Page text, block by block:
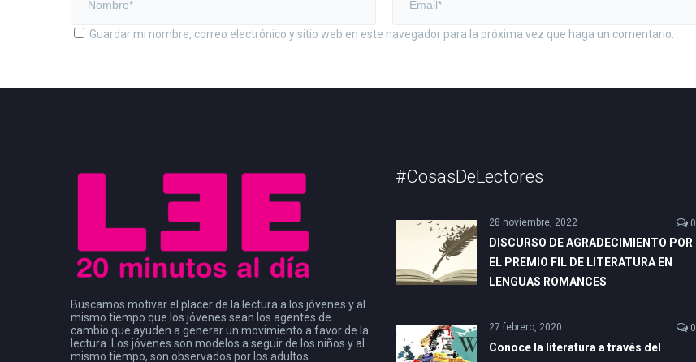
Guardar mi nombre, correo electrónico y sitio web en este navegador para la próxima vez que haga un comentario.
Buscamos motivar el placer de la lectura a los jóvenes y al
mismo tiempo que los jóvenes sean los agentes de
cambio que ayuden a generar un movimiento a favor de la
lectura. Los jóvenes son modelos a seguir de los niños y al
mismo tiempo, son observados por los adultos.
#CosasDeLectores
28 noviembre, 2022 0
DISCURSO DE AGRADECIMIENTO POR
EL PREMIO FIL DE LITERATURA EN
LENGUAS ROMANCES
27 febrero, 2020 0
Conoce la literatura a través del